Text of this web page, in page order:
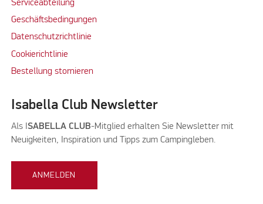
Serviceabteilung
Geschäftsbedingungen
Datenschutzrichtlinie
Cookierichtlinie
Bestellung stornieren
Isabella Club Newsletter
Als I SABELLA CLUB-Mitglied erhalten Sie Newsletter mit
Neuigkeiten, Inspiration und Tipps zum Campingleben.
ANMELDEN